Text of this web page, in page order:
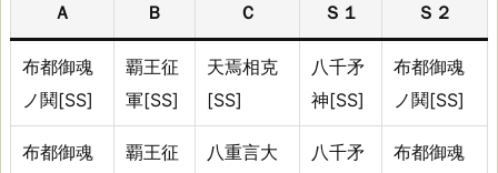
初
期
Ａ Ｂ Ｃ Ｓ１ Ｓ２
布都御魂
ノ鬨[SS]
覇王征
軍[SS]
天焉相克
[SS]
八千矛
神[SS]
布都御魂
ノ鬨[SS]
布都御魂
覇王征
八重言大
八千矛
布都御魂